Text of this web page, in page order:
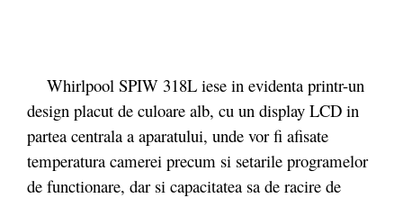
Whirlpool SPIW 318L iese in evidenta printr-un
design placut de culoare alb, cu un display LCD in
partea centrala a aparatului, unde vor fi afisate
temperatura camerei precum si setarile programelor
de functionare, dar si capacitatea sa de racire de